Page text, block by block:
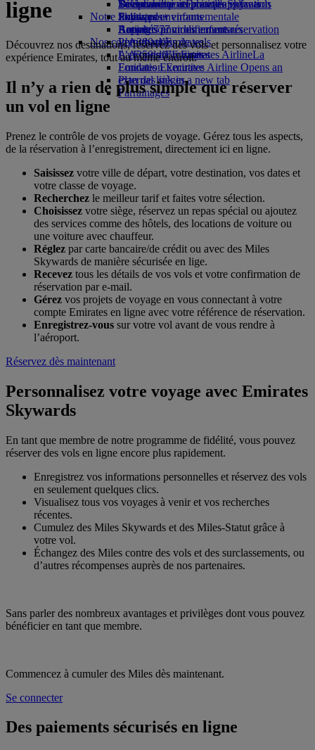
Boissons
Notre flotte
Boeing 777
L’A380 d’Emirates
L’A350 d’Emirates
Emirates Executive
Plan des sièges
Divertissements pour les enfants
Jouets pour enfants
Activités pour les enfants
La durabilité en pratique
Politique environnementale
Rapports environnementaux
Nos communautés
La Fondation Emirates AirlineLa
Fondation Emirates Airline Opens an
external link in a new tab
Parrainages
Se connecter à Emirates Skywards
Skywards+
Téléphone portable et l'application
Emirates
Annuler ou modifier une réservation
Perturbations de vols
À propos d’Emirates
ligne
Découvrez nos destinations, réservez des vols et personnalisez votre
expérience Emirates, tout au même endroit.
Il n’y a rien de plus simple que réserver
un vol en ligne
Prenez le contrôle de vos projets de voyage. Gérez tous les aspects,
de la réservation à l’enregistrement, directement ici en ligne.
Saisissez votre ville de départ, votre destination, vos dates et
votre classe de voyage.
Recherchez le meilleur tarif et faites votre sélection.
Choisissez votre siège, réservez un repas spécial ou ajoutez
des services comme des hôtels, des locations de voiture ou
une voiture avec chauffeur.
Réglez par carte bancaire/de crédit ou avec des Miles
Skywards de manière sécurisée en lige.
Recevez tous les détails de vos vols et votre confirmation de
réservation par e-mail.
Gérez vos projets de voyage en vous connectant à votre
compte Emirates en ligne avec votre référence de réservation.
Enregistrez-vous sur votre vol avant de vous rendre à
l’aéroport.
Réservez dès maintenant
Personnalisez votre voyage avec Emirates
Skywards
En tant que membre de notre programme de fidélité, vous pouvez
réserver des vols en ligne encore plus rapidement.
Enregistrez vos informations personnelles et réservez des vols
en seulement quelques clics.
Visualisez tous vos voyages à venir et vos recherches
récentes.
Cumulez des Miles Skywards et des Miles-Statut grâce à
votre vol.
Échangez des Miles contre des vols et des surclassements, ou
d’autres récompenses auprès de nos partenaires.
Sans parler des nombreux avantages et privilèges dont vous pouvez
bénéficier en tant que membre.
Commencez à cumuler des Miles dès maintenant.
Se connecter
Des paiements sécurisés en ligne